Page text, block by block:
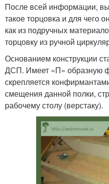
После всей информации,
такое торцовка и для чего
как из подручных
торцовку из ручной
Основанием конструкции
ДСП. Имеет «П» образную
скрепляется
смещения данной полки,
рабочему столу (верстаку).